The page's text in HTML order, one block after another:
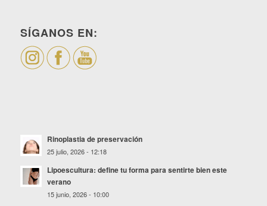
SÍGANOS EN:
Rinoplastia de preservación
25 julio, 2026 - 12:18
Lipoescultura: define tu forma para sentirte bien este
verano
15 junio, 2026 - 10:00